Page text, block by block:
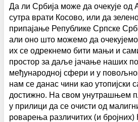
Да ли Србија може да очекује од
сутра врати Косово, или да
припајање Републике Српске
али оно што можемо да
их се одрекнемо бити мањи и
простор за даље јачање наших
међународној сфери и у
нам се данас чини као утопијски
достижно. На свом унутрашњем
у прилици да се очисти од
роварења различитих (и